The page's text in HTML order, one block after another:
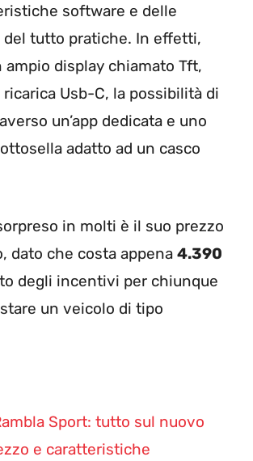
software e delle
tutto pratiche. In effetti,
ampio display chiamato Tft,
Usb-C, la possibilità di
un’app dedicata e uno
adatto ad un casco
in molti è il suo prezzo
dato che costa appena 4.390
degli incentivi per chiunque
un veicolo di tipo
Sport: tutto sul nuovo
e caratteristiche